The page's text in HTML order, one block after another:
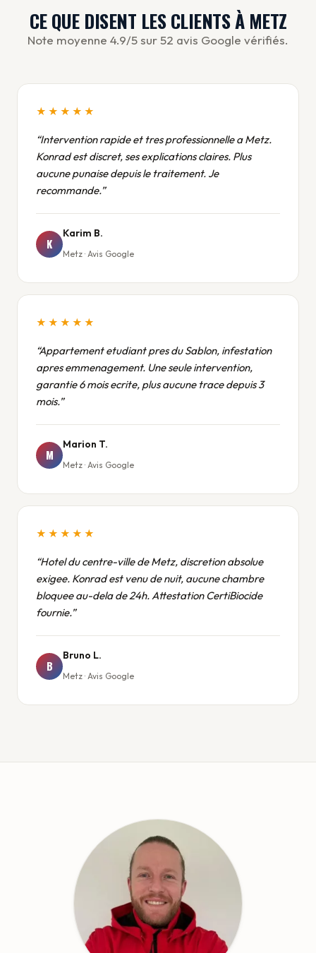
CE QUE DISENT LES CLIENTS À METZ
Note moyenne 4.9/5 sur 52 avis Google vérifiés.
★★★★★
Intervention rapide et tres professionnelle a Metz.
Konrad est discret, ses explications claires. Plus
aucune punaise depuis le traitement. Je
recommande.
K
Karim B.
Metz · Avis Google
★★★★★
Appartement etudiant pres du Sablon, infestation
apres emmenagement. Une seule intervention,
garantie 6 mois ecrite, plus aucune trace depuis 3
mois.
M
Marion T.
Metz · Avis Google
★★★★★
Hotel du centre-ville de Metz, discretion absolue
exigee. Konrad est venu de nuit, aucune chambre
bloquee au-dela de 24h. Attestation CertiBiocide
fournie.
B
Bruno L.
Metz · Avis Google